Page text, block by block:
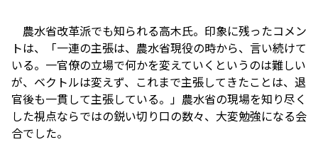
農水省改革派でも知られる高木氏。印象に残ったコメン
トは、「一連の主張は、農水省現役の時から、言い続けて
いる。一官僚の立場で何かを変えていくというのは難しい
が、ベクトルは変えず、これまで主張してきたことは、退
官後も一貫して主張している。」農水省の現場を知り尽く
した視点ならではの鋭い切り口の数々、大変勉強になる会
合でした。